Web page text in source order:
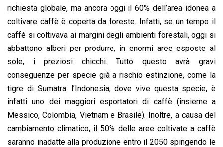
richiesta globale, ma ancora oggi il 60% dell’area idonea a
coltivare caffè è coperta da foreste. Infatti, se un tempo il
caffè si coltivava ai margini degli ambienti forestali, oggi si
abbattono alberi per produrre, in enormi aree esposte al
sole, i preziosi chicchi. Tutto questo avrà gravi
conseguenze per specie già a rischio estinzione, come la
tigre di Sumatra: l’Indonesia, dove vive questa specie, è
infatti uno dei maggiori esportatori di caffè (insieme a
Messico, Colombia, Vietnam e Brasile). Inoltre, a causa del
cambiamento climatico, il 50% delle aree coltivate a caffè
saranno inadatte alla produzione entro il 2050 spingendo le